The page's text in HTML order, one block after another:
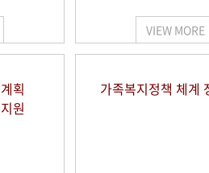
VIEW MORE
획
원
가족복지정책 체계